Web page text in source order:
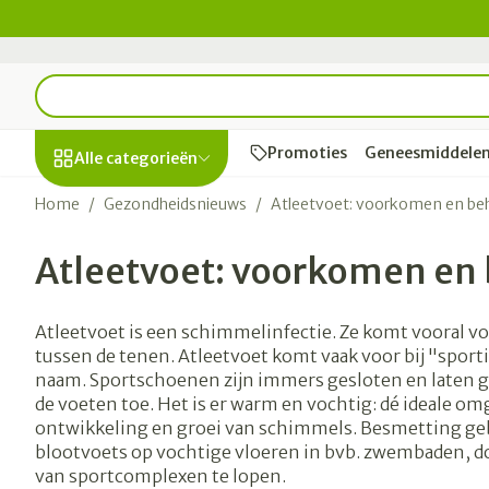
Product, merk, categorie...
Alle categorieën
Promoties
Schoonheid,
verzorging en
Haar en Hoofd
Beschadigd
hoofdirritatie
Styling -
Verzorging
Dieet, voeding en
vitamines
Toon submenu voor Dieet,
Afslanken
Platte buik
Toon meer
Zwangerschap en
kinderen
Toon submenu voor
Borstvoeding
Vitamines en
Geheugen
Seksualiteit
Zware benen
Essentiële
Complex -
Lenzen en
Brillen
Insecten
Anti insecten
Teken tang of
Maag darm
Lever,
pancreas
Braken
Promoties Geneesmiddelen
Home / Gezondheidsnieuws / Atleetvoet: voorkomen en
Atleetvoet: voorkomen en
Atleetvoet is een schimmelinfectie. Ze komt vooral
tussen de tenen. Atleetvoet komt vaak voor bij
naam. Sportschoenen zijn immers gesloten en laten
de voeten toe. Het is er warm en vochtig: dé ideale
ontwikkeling en groei van schimmels. Besmetting
blootvoets op vochtige vloeren in bvb. zwembaden,
van sportcomplexen te lopen.